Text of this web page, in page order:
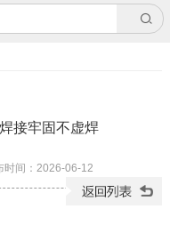

接牢固不虚焊
时间：2026-06-12